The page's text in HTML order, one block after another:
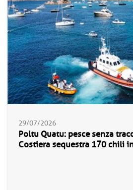
29/07/2026
Poltu Quatu: pesce senza
Costiera sequestra 170 chili